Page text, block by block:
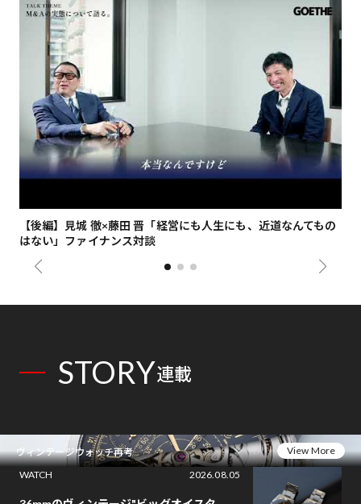
【後編】見城 徹×藤田 晋「経営にも人生にも、近道なんてもの
はない」ファイナンス対談
STORY連載
ヴィンテージウォッチ再考
View More
WATCH
2026.08.05